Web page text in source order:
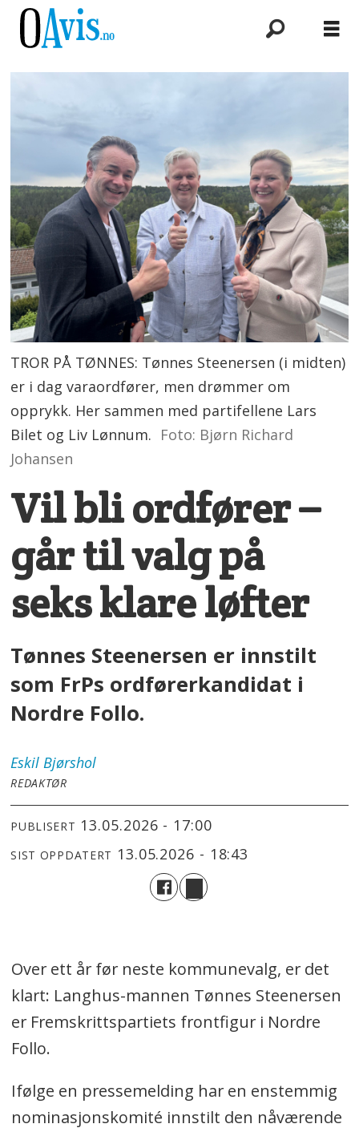
TROR PÅ TØNNES: Tønnes Steenersen (i midten)
er i dag varaordfører, men drømmer om
opprykk. Her sammen med partifellene Lars
Bilet og Liv Lønnum. Foto: Bjørn Richard
Johansen
Vil bli ordfører –
går til valg på
seks klare løfter
Tønnes Steenersen er innstilt
som FrPs ordførerkandidat i
Nordre Follo.
Eskil Bjørshol
REDAKTØR
PUBLISERT 13.05.2026 - 17:00
SIST OPPDATERT 13.05.2026 - 18:43
Over ett år før neste kommunevalg, er det
klart: Langhus-mannen Tønnes Steenersen
er Fremskrittspartiets frontfigur i Nordre
Follo.
Ifølge en pressemelding har en enstemmig
nominasjonskomité innstilt den nåværende